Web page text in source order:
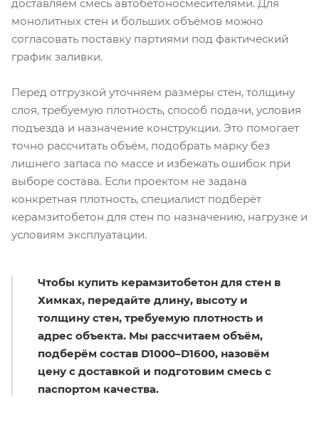
доставляем смесь автобетоносмесителями. Для
монолитных стен и больших объёмов можно
согласовать поставку партиями под фактический
график заливки.
Перед отгрузкой уточняем размеры стен, толщину
слоя, требуемую плотность, способ подачи, условия
подъезда и назначение конструкции. Это помогает
точно рассчитать объём, подобрать марку без
лишнего запаса по массе и избежать ошибок при
выборе состава. Если проектом не задана
конкретная плотность, специалист подберёт
керамзитобетон для стен по назначению, нагрузке и
условиям эксплуатации.
Чтобы купить керамзитобетон для стен в
Химках, передайте длину, высоту и
толщину стен, требуемую плотность и
адрес объекта. Мы рассчитаем объём,
подберём состав D1000–D1600, назовём
цену с доставкой и подготовим смесь с
паспортом качества.